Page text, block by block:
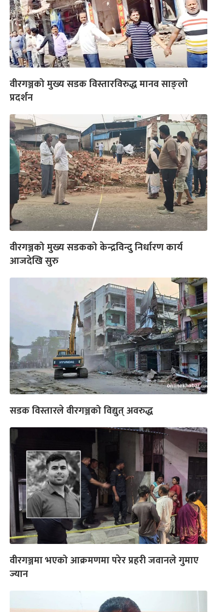
वीरगञ्जको मुख्य सडक विस्तारविरुद्ध मानव साङ्लो
प्रदर्शन
वीरगञ्जको मुख्य सडकको केन्द्रविन्दु निर्धारण कार्य
आजदेखि सुरु
सडक विस्तारले वीरगञ्जको विद्युत् अवरुद्ध
वीरगञ्जमा भएको आक्रमणमा परेर प्रहरी जवानले गुमाए
ज्यान